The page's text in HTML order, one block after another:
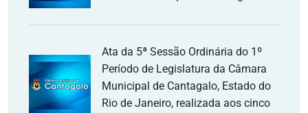
Ata da 5ª Sessão Ordinária do 1º
Período de Legislatura da Câmara
Municipal de Cantagalo, Estado do
Rio de Janeiro, realizada aos cinco